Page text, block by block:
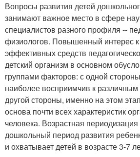
Вопросы развития детей
занимают важное место в сфере
специалистов разного профиля --
физиологов. Повышенный интерес к
эффективных средств
детский организм в основном
группами факторов: с одной
наиболее восприимчив к различным
другой стороны, именно на этом
основа почти всех характеристик
человека. Возрастная периодизация
дошкольный период развития
и охватывает детей в возрасте 3-7